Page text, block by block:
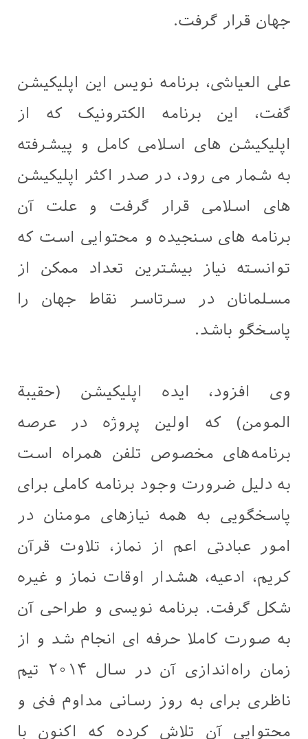
جهان قرار گرفت.
علی العیاشی، برنامه نويس اين اپليكيشن
گفت، این برنامه الکترونیک که از
اپلیکیشن های اسلامی کامل و پیشرفته
به شمار می رود، در صدر اکثر اپلیکیشن
های اسلامى قرار گرفت و علت آن
برنامه های سنجيده و محتوایى است که
توانسته نیاز بیشترین تعداد ممکن از
مسلمانان در سرتاسر نقاط جهان را
پاسخگو باشد.
وی افزود، ايده اپلیکیشن (حقيبة
المومن) که اولین پروژه در عرصه‌
برنامه‌های مخصوص تلفن همراه است
به دليل ضرورت وجود برنامه کاملی برای
پاسخگویی به همه نیازهای مومنان در
امور عبادتی اعم از نماز، تلاوت قرآن
کریم، ادعیه، هشدار اوقات نماز و غیره
شكل گرفت. برنامه نویسی و طراحی آن
به صورت كاملا حرفه ای انجام شد و از
زمان راه‌اندازی آن در سال ۲۰۱۴ تیم
ناظری برای به روز رسانى مداوم فنی و
محتوايى آن تلاش کرده‌ که اکنون با